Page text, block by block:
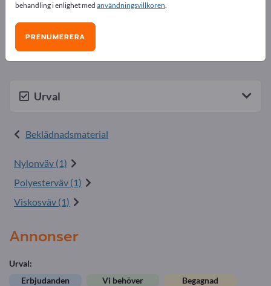
Publicera ditt företag och dina
produkter på Exportpages.
Bli leverantör nu och öka din synlighet>> publicera här
Urval
Beklädnadsmaterial
Nylonväv (1)
Polyesterväv (1)
Viskosväv (1)
Annonser
Urval:
Erbjudanden
Vi behöver
Begagnad
behandling i enlighet med användningsvillkoren.
PRENUMERERA